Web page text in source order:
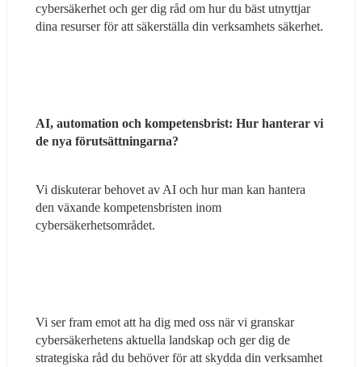
cybersäkerhet och ger dig råd om hur du bäst utnyttjar
dina resurser för att säkerställa din verksamhets säkerhet.
AI, automation och kompetensbrist: Hur hanterar vi
de nya förutsättningarna?
Vi diskuterar behovet av AI och hur man kan hantera
den växande kompetensbristen inom
cybersäkerhetsområdet.
Vi ser fram emot att ha dig med oss när vi granskar
cybersäkerhetens aktuella landskap och ger dig de
strategiska råd du behöver för att skydda din verksamhet